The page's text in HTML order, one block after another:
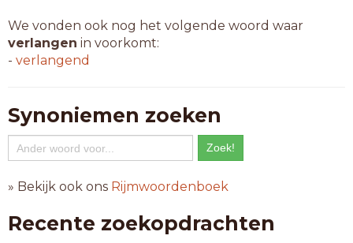
We vonden ook nog het volgende woord waar
verlangen in voorkomt:
- verlangend
Synoniemen zoeken
» Bekijk ook ons Rijmwoordenboek
Recente zoekopdrachten